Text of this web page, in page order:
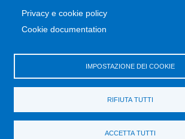
Privacy e cookie policy
Cookie documentation
IMPOSTAZIONE DEI COOKIE
RIFIUTA TUTTI
ACCETTA TUTTI
MENÙ FOOTER 1
Accessibility statement
Transparent administration
Change your mind on cookies